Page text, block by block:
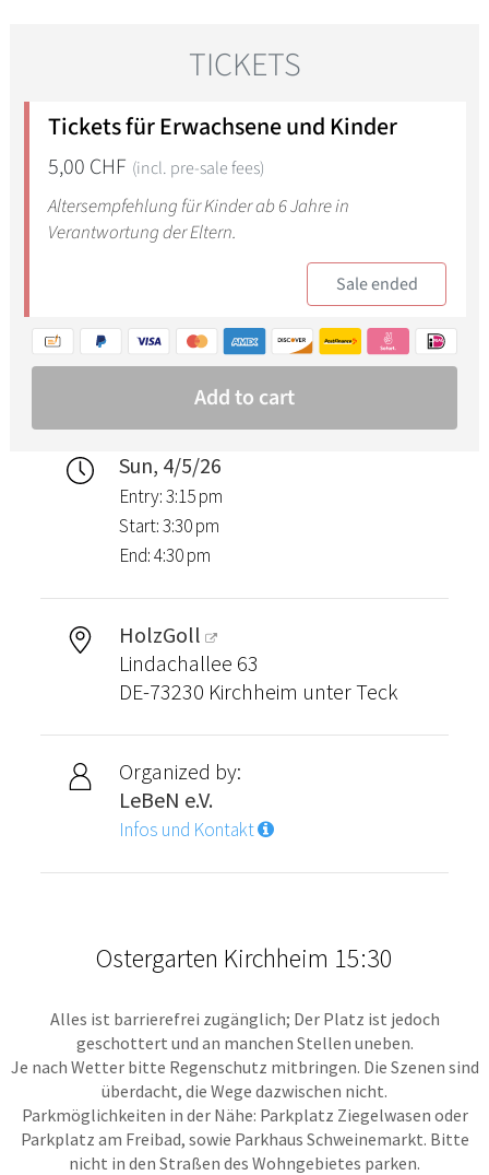
Sun, 4/5/26
Entry: 3:15 pm
Start: 3:30 pm
End: 4:30 pm
HolzGoll
Lindachallee 63
DE-73230 Kirchheim unter Teck
Organized by:
LeBeN e.V.
Infos und Kontakt
Ostergarten Kirchheim 15:30
Alles ist barrierefrei zugänglich; Der Platz ist jedoch
geschottert und an manchen Stellen uneben.
Je nach Wetter bitte Regenschutz mitbringen. Die Szenen sind
überdacht, die Wege dazwischen nicht.
Parkmöglichkeiten in der Nähe: Parkplatz Ziegelwasen oder
Parkplatz am Freibad, sowie Parkhaus Schweinemarkt. Bitte
nicht in den Straßen des Wohngebietes parken.